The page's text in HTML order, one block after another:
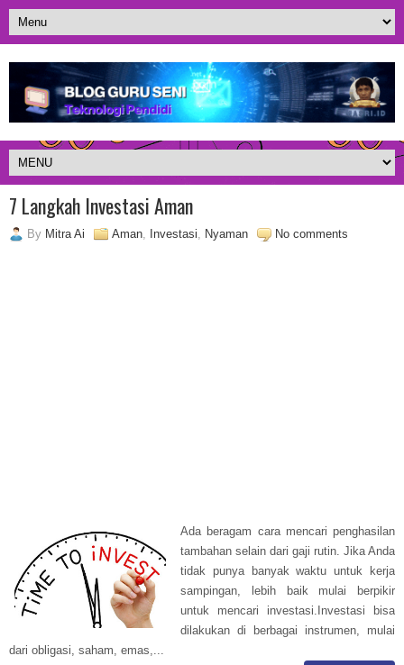
7 Langkah Investasi Aman
By Mitra Ai Aman Investasi Nyaman No comments
Ada beragam cara mencari penghasilan
tambahan selain dari gaji rutin. Jika Anda
tidak punya banyak waktu untuk kerja
sampingan, lebih baik mulai berpikir
untuk mencari investasi.Investasi bisa
dilakukan di berbagai instrumen, mulai
dari obligasi, saham, emas,...